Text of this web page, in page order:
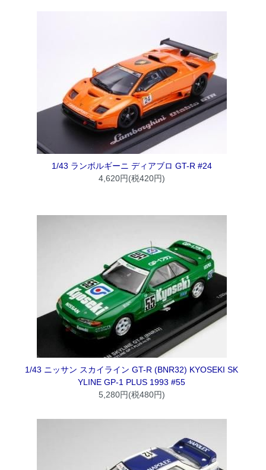
1/43 ランボルギーニ ディアブロ GT-R #24
4,620円(税420円)
1/43 ニッサン スカイライン GT-R (BNR32) KYOSEKI SK
YLINE GP-1 PLUS 1993 #55
5,280円(税480円)